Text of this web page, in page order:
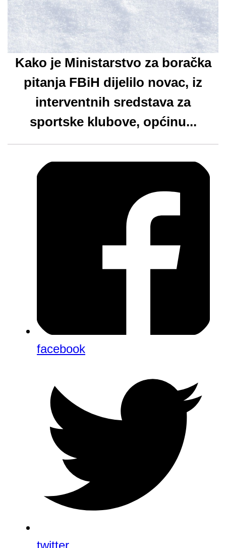
Kako je Ministarstvo za boračka
pitanja FBiH dijelilo novac, iz
interventnih sredstava za
sportske klubove, općinu...
facebook
twitter